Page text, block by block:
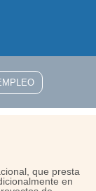
que presta
en